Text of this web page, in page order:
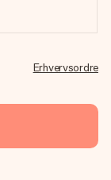
Erhvervsordre